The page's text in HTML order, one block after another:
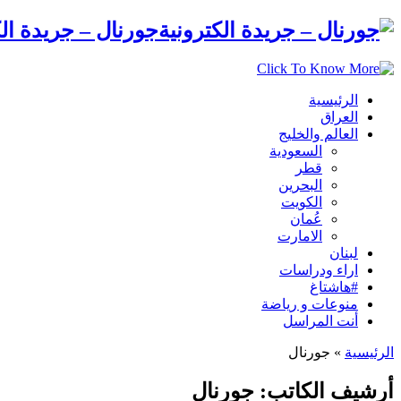
جورنال – جريدة
الرئيسية
العراق
العالم والخليج
السعودية
قطر
البحرين
الكويت
عُمان
الامارت
لبنان
اراء ودراسات
#هاشتاغ
منوعات و رياضة
أنت المراسل
الرئيسية » جورنال
أرشيف الكاتب: جورنال